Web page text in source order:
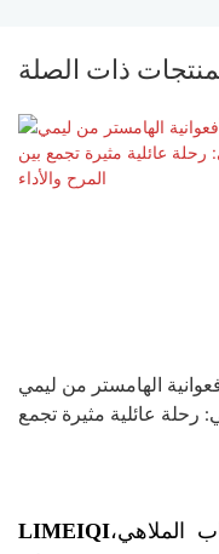
ذات الصلة
الهامستر من ليمي
رحلة عائلية مثيرة تجمع
LIMEIQIالملاهي،